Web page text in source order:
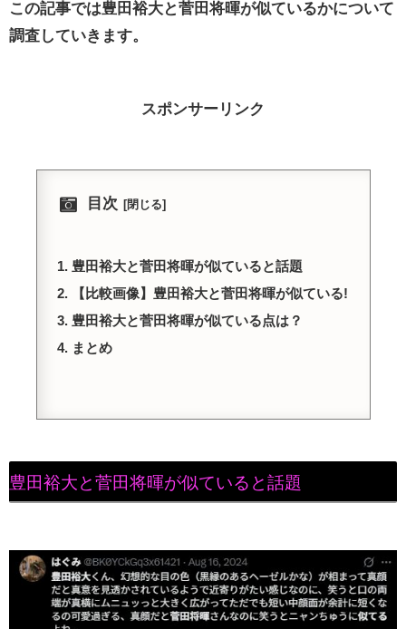
この記事では豊田裕大と菅田将暉が似ているかについて
調査していきます。
スポンサーリンク
目次
豊田裕大と菅田将暉が似ていると話題
【比較画像】豊田裕大と菅田将暉が似ている!
豊田裕大と菅田将暉が似ている点は？
まとめ
豊田裕大と菅田将暉が似ていると話題